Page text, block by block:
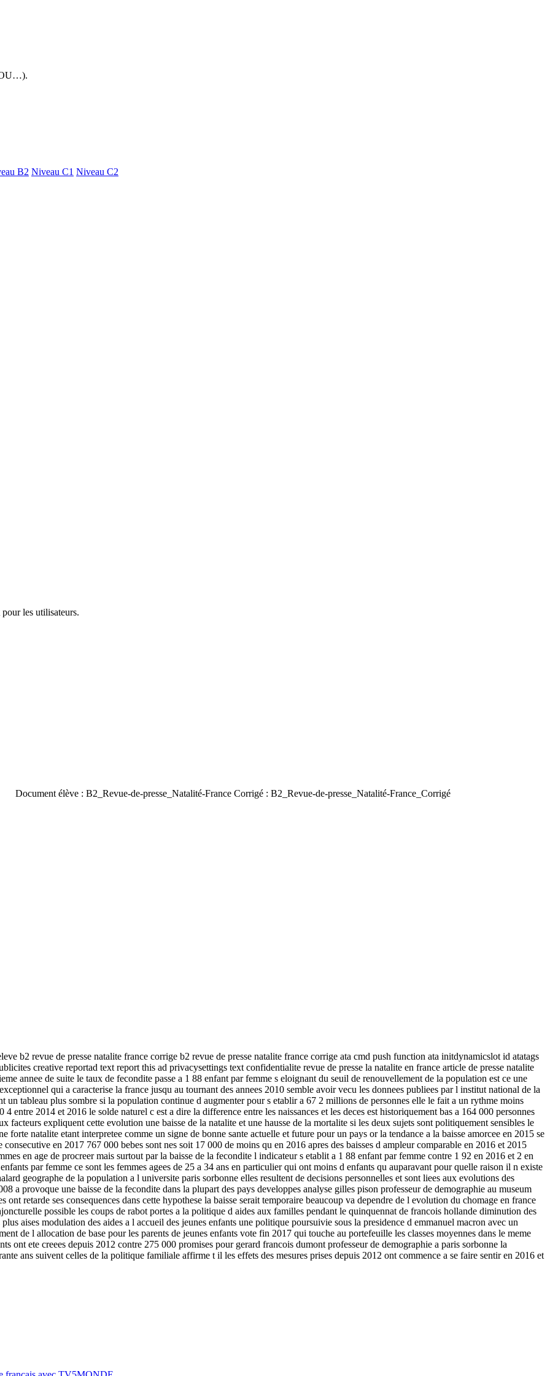
B2 Niveau C1 Niveau C2
pour les utilisateurs.
élève : B2_Revue-de-presse_Natalité-France Corrigé : B2_Revue-de-presse_Natalité-France_Corrigé
b2 revue de presse natalite france corrige b2 revue de presse natalite france corrige ata cmd push function ata initdynamicslot id atatags
creative reportad text report this ad privacysettings text confidentialite revue de presse la natalite en france article de presse natalite
annee de suite le taux de fecondite passe a 1 88 enfant par femme s eloignant du seuil de renouvellement de la population est ce une
qui a caracterise la france jusqu au tournant des annees 2010 semble avoir vecu les donnees publiees par l institut national de la
un tableau plus sombre si la population continue d augmenter pour s etablir a 67 2 millions de personnes elle le fait a un rythme moins
entre 2014 et 2016 le solde naturel c est a dire la difference entre les naissances et les deces est historiquement bas a 164 000 personnes
facteurs expliquent cette evolution une baisse de la natalite et une hausse de la mortalite si les deux sujets sont politiquement sensibles le
forte natalite etant interpretee comme un signe de bonne sante actuelle et future pour un pays or la tendance a la baisse amorcee en 2015 se
en 2017 767 000 bebes sont nes soit 17 000 de moins qu en 2016 apres des baisses d ampleur comparable en 2016 et 2015
en age de procreer mais surtout par la baisse de la fecondite l indicateur s etablit a 1 88 enfant par femme contre 1 92 en 2016 et 2 en
par femme ce sont les femmes agees de 25 a 34 ans en particulier qui ont moins d enfants qu auparavant pour quelle raison il n existe
geographe de la population a l universite paris sorbonne elles resultent de decisions personnelles et sont liees aux evolutions des
a provoque une baisse de la fecondite dans la plupart des pays developpes analyse gilles pison professeur de demographie au museum
retarde ses consequences dans cette hypothese la baisse serait temporaire beaucoup va dependre de l evolution du chomage en france
possible les coups de rabot portes a la politique d aides aux familles pendant le quinquennat de francois hollande diminution des
aises modulation des aides a l accueil des jeunes enfants une politique poursuivie sous la presidence d emmanuel macron avec un
de l allocation de base pour les parents de jeunes enfants vote fin 2017 qui touche au portefeuille les classes moyennes dans le meme
ont ete creees depuis 2012 contre 275 000 promises pour gerard francois dumont professeur de demographie a paris sorbonne la
ans suivent celles de la politique familiale affirme t il les effets des mesures prises depuis 2012 ont commence a se faire sentir en 2016 et